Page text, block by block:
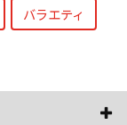
バラエティ